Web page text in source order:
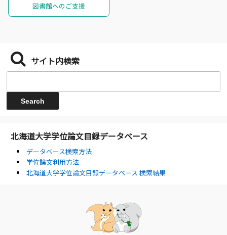
図書館へのご支援
サイト内検索
北海道大学学位論文目録データベース
データベース検索方法
学位論文利用方法
北海道大学学位論文目録データベース 検索結果